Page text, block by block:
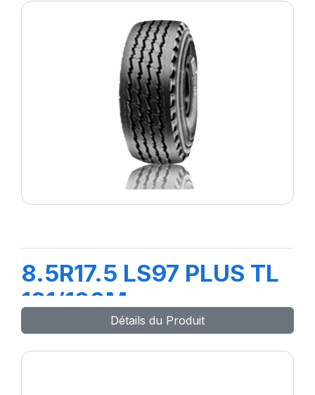
8.5R17.5 LS97 PLUS TL
121/120M
Détails du Produit